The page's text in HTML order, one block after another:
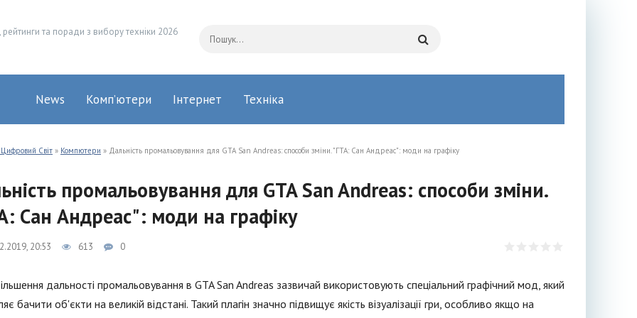
та поради з вибору техніки 2026
News Комп’ютери Інтернет Техніка
Світ » Компютери » Дальність промальовування для GTA San Andreas: способи зміни. "ГТА: Сан Андреас": моди на графіку
промальовування для GTA San Andreas: способи зміни.
Сан Андреас": моди на графіку
20:53 613 0
дальності промальовування в GTA San Andreas зазвичай використовують спеціальний графічний мод, який
бачити об'єкти на великій відстані. Такий плагін значно підвищує якість візуалізації гри, особливо якщо на